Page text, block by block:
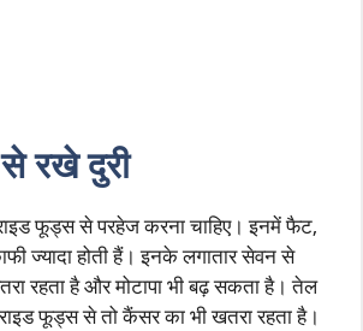
रखे दुरी
फूड्स से परहेज करना चाहिए। इनमें फैट,
ज्यादा होती हैं। इनके लगातार सेवन से
रहता है और मोटापा भी बढ़ सकता है। तेल
फूड्स से तो कैंसर का भी खतरा रहता है।